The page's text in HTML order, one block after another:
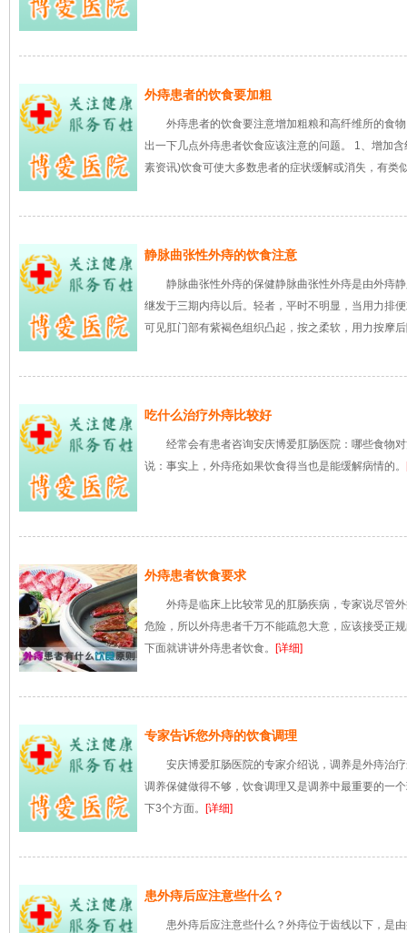
外痔患者的饮食要加粗
外痔患者的饮食要注意增加粗粮和高纤维所的食
出一下几点外痔患者饮食应该注意的问题。 1、增加
素资讯)饮食可使大多数患者的症状缓解或消失，有类
静脉曲张性外痔的饮食注意
静脉曲张性外痔的保健静脉曲张性外痔是由外痔
继发于三期内痔以后。轻者，平时不明显，当用力排
可见肛门部有紫褐色组织凸起，按之柔软，用力按摩
吃什么治疗外痔比较好
经常会有患者咨询安庆博爱肛肠医院：哪些食物
说：事实上，外痔疮如果饮食得当也是能缓解病情的。
外痔患者饮食要求
外痔是临床上比较常见的肛肠疾病，专家说尽管
危险，所以外痔患者千万不能疏忽大意，应该接受正
下面就讲讲外痔患者饮食。 [详细]
专家告诉您外痔的饮食调理
安庆博爱肛肠医院的专家介绍说，调养是外痔治
调养保健做得不够，饮食调理又是调养中最重要的一
下3个方面。 [详细]
患外痔后应注意些什么？
患外痔后应注意些什么？外痔位于齿线以下，是
上...[详细]
海...[详细]